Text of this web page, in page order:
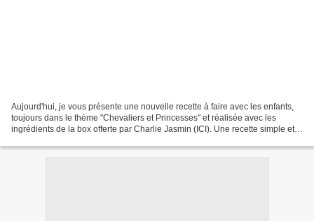
Aujourd'hui, je vous présente une nouvelle recette à faire avec les enfants,
toujours dans le thème "Chevaliers et Princesses" et réalisée avec les
ingrédients de la box offerte par Charlie Jasmin (ICI). Une recette simple et